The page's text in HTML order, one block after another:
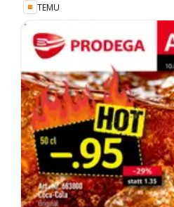
TEMU